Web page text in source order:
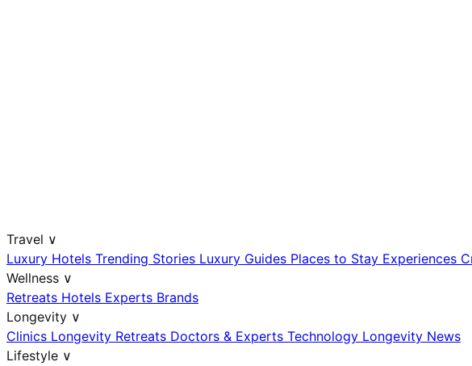
Travel ∨
Luxury Hotels Trending Stories Luxury Guides Places to Stay Experiences
Wellness ∨
Retreats Hotels Experts Brands
Longevity ∨
Clinics Longevity Retreats Doctors & Experts Technology Longevity News
Lifestyle ∨